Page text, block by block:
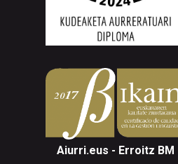
Aiurri.eus - Erroitz BM